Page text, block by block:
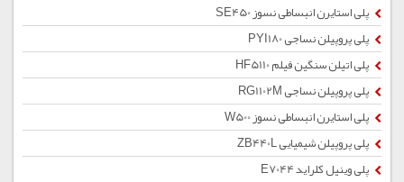
پلی استایرن انبساطی نسوز SE450
پلی پروپیلن نساجی PYI180
پلی اتیلن سنگین فیلم HF5110
پلی پروپیلن نساجی RG1102M
پلی استایرن انبساطی نسوز W500
پلی پروپیلن شیمیایی ZB440L
پلی وینیل کلراید E7044